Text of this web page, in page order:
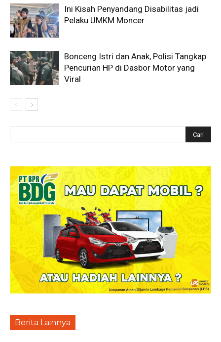
Ini Kisah Penyandang Disabilitas jadi
Pelaku UMKM Moncer
Bonceng Istri dan Anak, Polisi Tangkap
Pencurian HP di Dasbor Motor yang
Viral
Berita Lainnya